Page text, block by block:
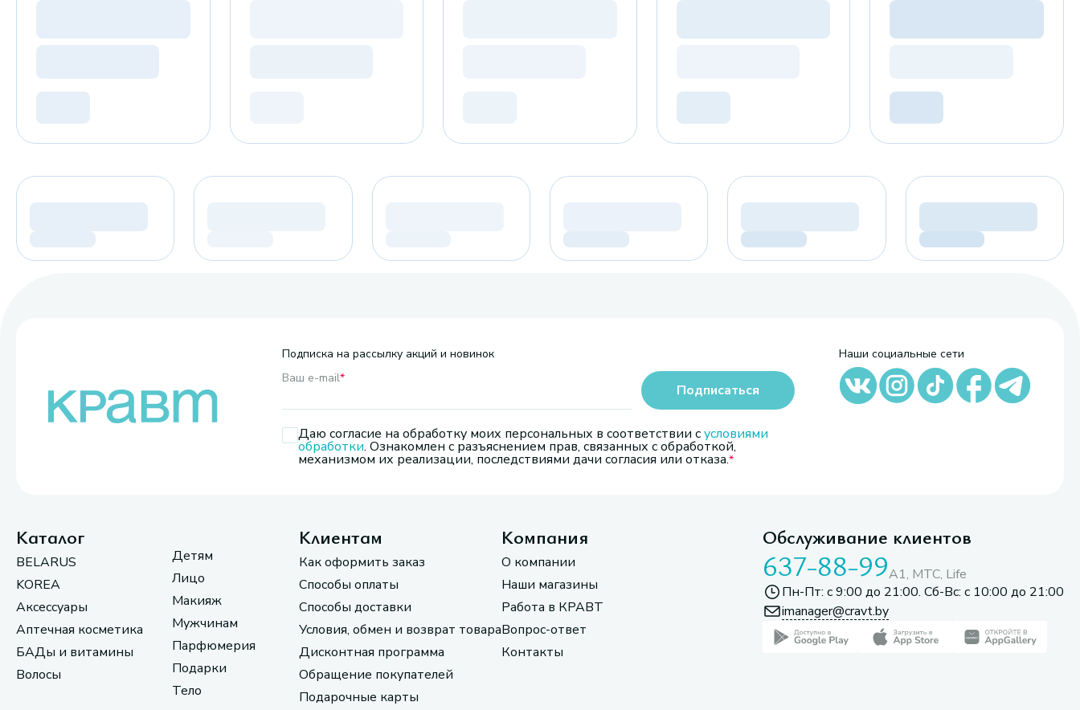
Подписка на рассылку акций и новинок
Ваш e-mail*
Даю согласие на обработку моих персональных в соответствии сусловиями
обработки. Ознакомлен с разъяснением прав, связанных с обработкой,
механизмом их реализации, последствиями дачи согласия или отказа.
Подписаться
Наши социальные сети
Каталог
BELARUS
KOREA
Аксессуары
Аптечная косметика
БАДы и витамины
Волосы
Детям
Лицо
Макияж
Мужчинам
Парфюмерия
Подарки
Тело
Клиентам
Как оформить заказ
Способы оплаты
Способы доставки
Условия, обмен и возврат товара
Дисконтная программа
Обращение покупателей
Подарочные карты
Компания
О компании
Наши магазины
Работа в КРАВТ
Вопрос-ответ
Контакты
Обслуживание клиентов
637-88-99A1, МТС, Life
Пн-Пт: с 9:00 до 21:00. Сб-Вс: с 10:00 до 21:00
imanager@cravt.by